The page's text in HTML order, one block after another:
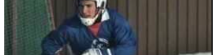
VÅRA LAG/TRÄNARE
DOKUMENT